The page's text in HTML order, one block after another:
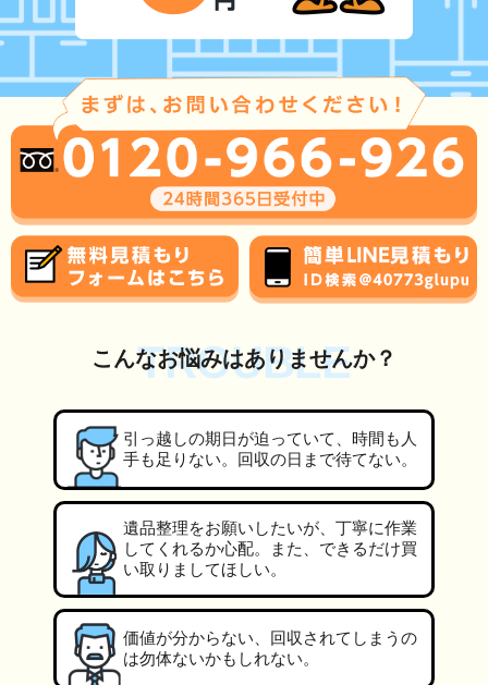
TROUBLE
こんなお悩みはありませんか？
引っ越しの期日が迫っていて、時間も人
手も足りない。回収の日まで待てない。
遺品整理をお願いしたいが、丁寧に作業
してくれるか心配。また、できるだけ買
い取りましてほしい。
価値が分からない、回収されてしまうの
は勿体ないかもしれない。